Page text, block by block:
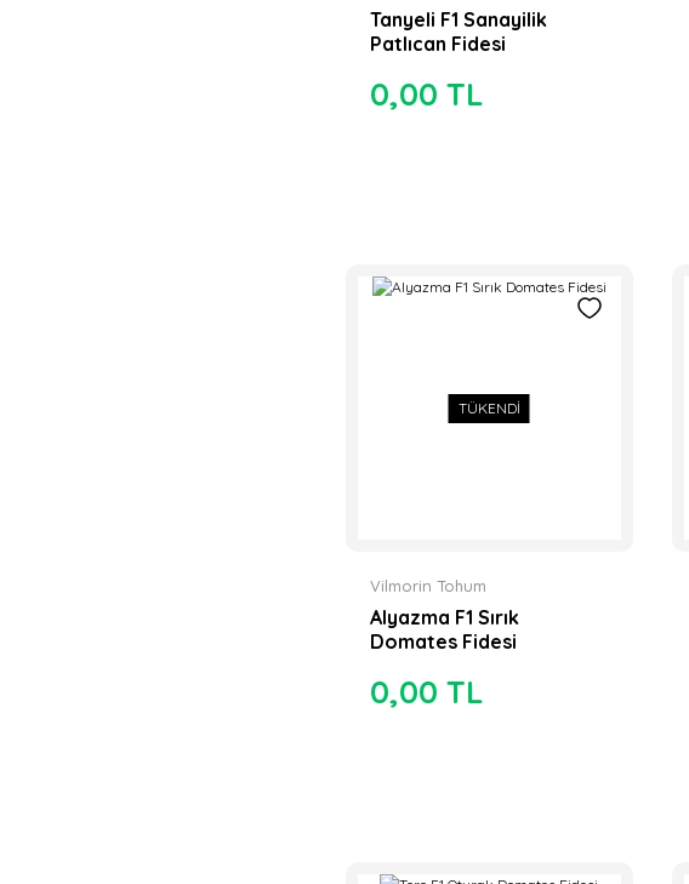
Tanyeli F1 Sanayilik
Patlıcan Fidesi
0,00 TL
TÜKENDİ
Vilmorin Tohum
Alyazma F1 Sırık
Domates Fidesi
0,00 TL